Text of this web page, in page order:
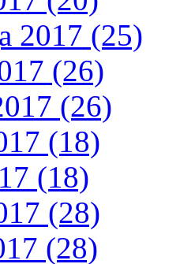
2017 (25)
(26)
(26)
(18)
(18)
(28)
(28)